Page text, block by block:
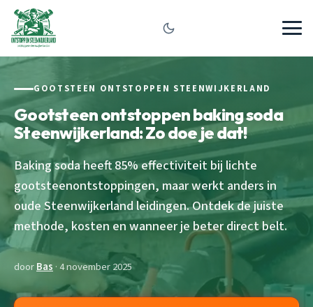
GOOTSTEEN ONTSTOPPEN STEENWIJKERLAND
Gootsteen ontstoppen baking soda
Steenwijkerland: Zo doe je dat!
Baking soda heeft 85% effectiviteit bij lichte
gootsteenontstoppingen, maar werkt anders in
oude Steenwijkerland leidingen. Ontdek de juiste
methode, kosten en wanneer je beter direct belt.
doorBas · 4 november 2025